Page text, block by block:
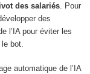
des salariés. Pour
des
l’IA pour éviter les
bot.
automatique de l’IA